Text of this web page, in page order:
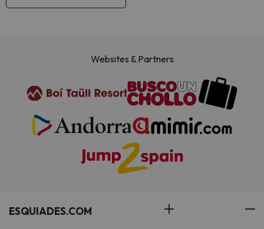
Websites & Partners
ESQUIADES.COM